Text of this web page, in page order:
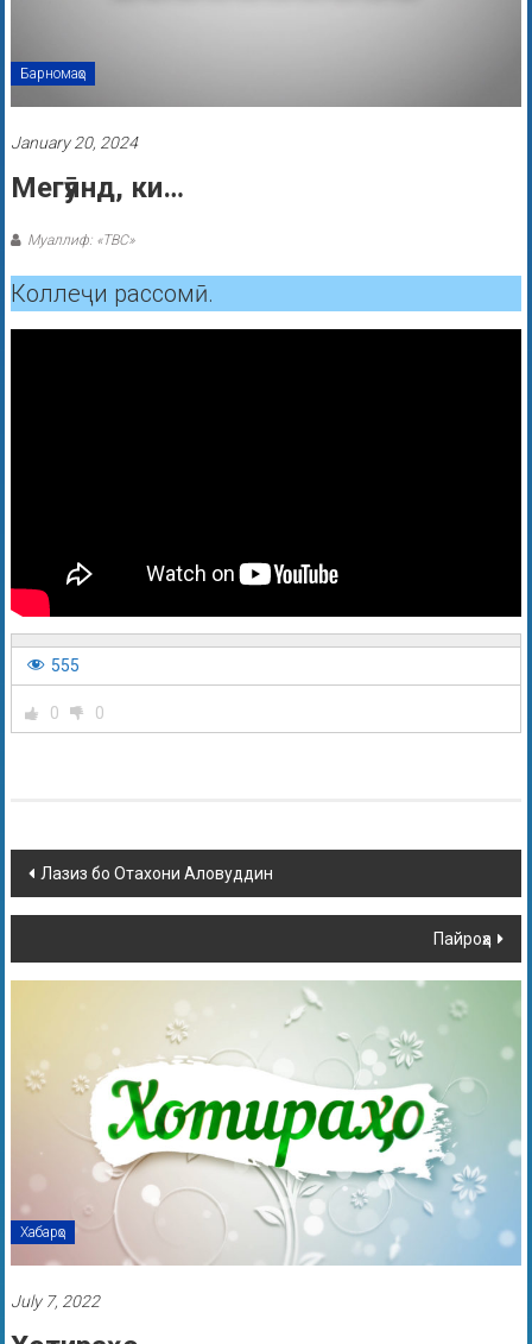
Барномаҳо
January 20, 2024
Мегӯянд, ки…
Муаллиф: «ТВС»
Коллеҷи рассомӣ.
555
0 0
Лазиз бо Отахони Аловуддин
Пайроҳа
Хабарҳо
July 7, 2022